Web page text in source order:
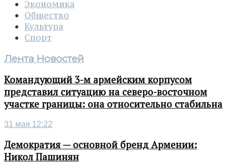
Экономика
Общество
Культура
Спорт
Лента Новостей
Командующий 3-м армейским корпусом
представил ситуацию на северо-восточном
участке границы: она относительно стабильна
31 мая 12:22
Демократия — основной бренд Армении:
Никол Пашинян